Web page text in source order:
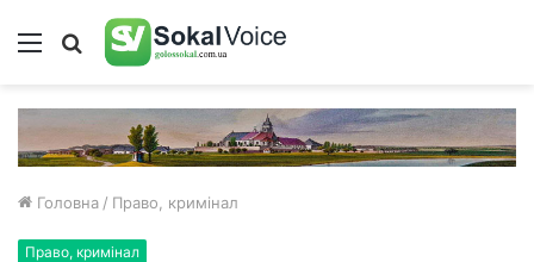
Меню Пошук
Головна / Право, кримінал
Право, кримінал